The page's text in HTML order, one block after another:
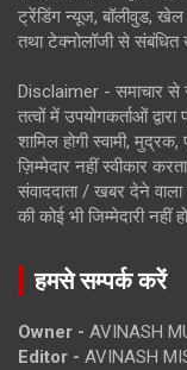
ट्रेंडिंग न्यूज, बॉलीवुड,
तथा टेक्नोलॉजी से संबंधित
Disclaimer - समाचार से
तत्वों में उपयोगकर्ताओं
शामिल होगी स्वामी,
ज़िम्मेदार नहीं स्वीकार
संवाददाता / खबर देने
की कोई भी जिम्मेदारी नहीं
हमसे सम्पर्क करें
Owner - AVINASH
Editor - AVINASH